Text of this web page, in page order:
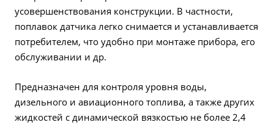
усовершенствования конструкции. В частности,
поплавок датчика легко снимается и устанавливается
потребителем, что удобно при монтаже прибора, его
обслуживании и др.
Предназначен для контроля уровня воды,
дизельного и авиационного топлива, а также других
жидкостей с динамической вязкостью не более 2,4